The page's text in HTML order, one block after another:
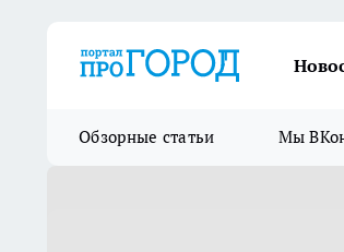
Обзорные статьи Мы